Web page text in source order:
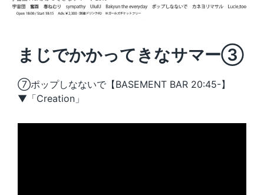
まじでかかってきなサマー③
⑦ポップしなないで【BASEMENT BAR 20:45-】
▼「Creation」